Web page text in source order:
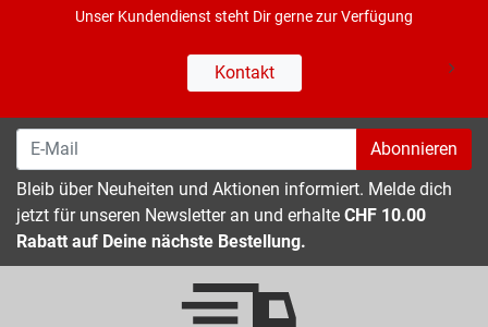
Unser Kundendienst steht Dir gerne zur Verfügung
Kontakt
Abonnieren
Bleib über Neuheiten und Aktionen informiert. Melde dich
jetzt für unseren Newsletter an und erhalte CHF 10.00
Rabatt auf Deine nächste Bestellung.